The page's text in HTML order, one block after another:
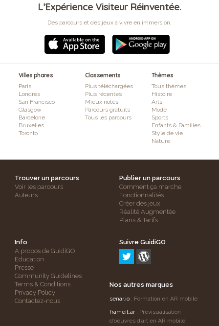
L’Expérience Visiteur Réinventée.
Des parcours et des jeux à vivre en immersion.
Villes phares
Paris
Londres
San Francisco
Glasgow
Barcelone
Bruxelles
Toronto
Classements
Plus téléchargées
Plus récentes
Mieux notés
Parcours gratuits
Tous les parcours
Thèmes
Tous thèmes
Histoire
Arts
Mode
Sports
Enfants & Familles
Style de vie
Nature
Trouver un parcours
Voir les parcours
Auteurs
Publier un parcours
Comment ça marche
Fonctionnalités
Créer des jeux
Réalité Augmentée
Plans & Tarifs
Info
A propos de GuidiGO
Education
Presse
Community Guidelines
Terms & Conditions
Privacy Policy
Contactez-nous
Suivre GuidiGO
Nos autres marques
senar.io : Formation en AR mobile
frameit.ar: Prévisualisation
d’oeuvres d’art en AR mobile